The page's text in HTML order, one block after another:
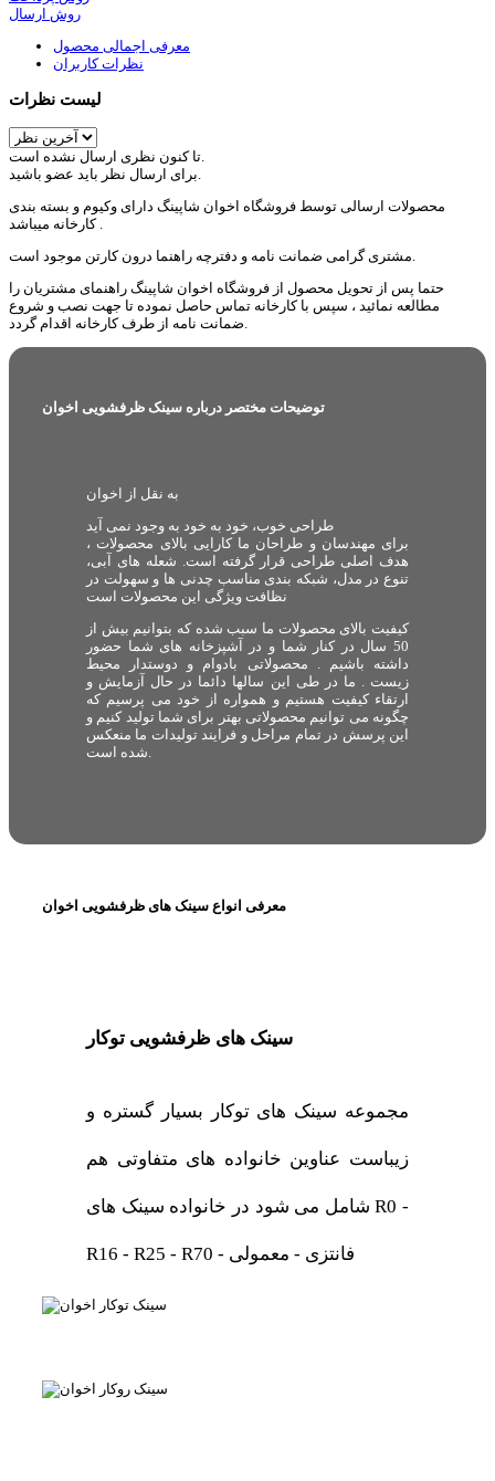
روش ارسال
معرفی اجمالی محصول
نظرات کاربران
لیست نظرات
محصولات ارسالی توسط فروشگاه اخوان شاپینگ دارای وکیوم و بسته بندی
کارخانه میباشد .
حتما پس از تحویل محصول از فروشگاه اخوان شاپینگ راهنمای مشتریان را
مطالعه نمائید ، سپس با کارخانه تماس حاصل نموده تا جهت نصب و شروع
توضیحات مختصر درباره سینک ظرفشویی اخوان
به نقل از اخوان
طراحی خوب، خود به خود به وجود نمی آید
برای مهندسان و طراحان ما کارایی بالای محصولات ،
هدف اصلی طراحی قرار گرفته است. شعله های آبی،
تنوع در مدل، شبکه بندی مناسب چدنی ها و سهولت در
نظافت ویژگی این محصولات است
کیفیت بالای محصولات ما سبب شده که بتوانیم بیش از
50 سال در کنار شما و در آشپزخانه های شما حضور
داشته باشیم . محصولاتی بادوام و دوستدار محیط
زیست . ما در طی این سالها دائما در حال آزمایش و
ارتقاء کیفیت هستیم و همواره از خود می پرسیم که
چگونه می توانیم محصولاتی بهتر برای شما تولید کنیم و
این پرسش در تمام مراحل و فرایند تولیدات ما منعکس
شده است.
معرفی انواع سینک های ظرفشویی اخوان
سینک های ظرفشویی توکار
مجموعه سینک های توکار بسیار گستره و
زیباست عناوین خانواده های متفاوتی هم
شامل می شود در خانواده سینک های R0 -
R16 - R25 - R70 - فانتزی - معمولی